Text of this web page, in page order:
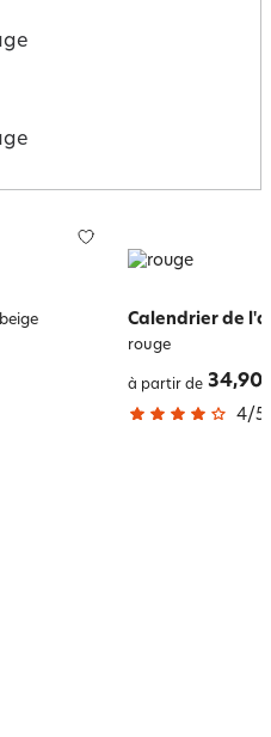
beige Calendrier de
rouge
à partir de 34,90
4/5